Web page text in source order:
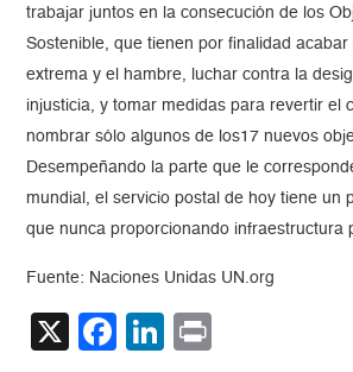
trabajar juntos en la consecución de los
Sostenible, que tienen por finalidad
extrema y el hambre, luchar contra la
injusticia, y tomar medidas para revertir el
nombrar sólo algunos de los17 nuevos
Desempeñando la parte que le
mundial, el servicio postal de hoy tiene un
que nunca proporcionando infraestructura
Fuente: Naciones Unidas UN.org
X Facebook
LinkedIn